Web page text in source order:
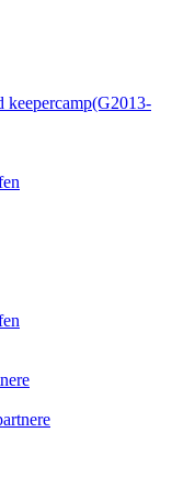
keepercamp(G2013-